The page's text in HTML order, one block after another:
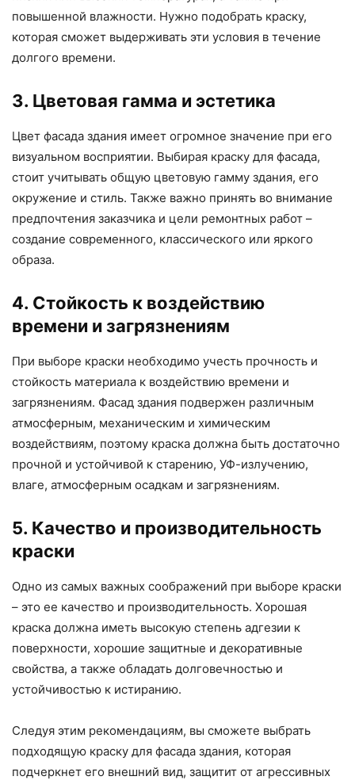
повышенной влажности. Нужно подобрать краску,
которая сможет выдерживать эти условия в течение
долгого времени.
3. Цветовая гамма и эстетика
Цвет фасада здания имеет огромное значение при его
визуальном восприятии. Выбирая краску для фасада,
стоит учитывать общую цветовую гамму здания, его
окружение и стиль. Также важно принять во внимание
предпочтения заказчика и цели ремонтных работ –
создание современного, классического или яркого
образа.
4. Стойкость к воздействию
времени и загрязнениям
При выборе краски необходимо учесть прочность и
стойкость материала к воздействию времени и
загрязнениям. Фасад здания подвержен различным
атмосферным, механическим и химическим
воздействиям, поэтому краска должна быть достаточно
прочной и устойчивой к старению, УФ-излучению,
влаге, атмосферным осадкам и загрязнениям.
5. Качество и производительность
краски
Одно из самых важных соображений при выборе краски
– это ее качество и производительность. Хорошая
краска должна иметь высокую степень адгезии к
поверхности, хорошие защитные и декоративные
свойства, а также обладать долговечностью и
устойчивостью к истиранию.
Следуя этим рекомендациям, вы сможете выбрать
подходящую краску для фасада здания, которая
подчеркнет его внешний вид, защитит от агрессивных